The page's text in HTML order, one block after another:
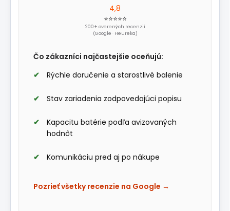
4,8
⭐⭐⭐⭐⭐
200+ overených recenzií
(Google · Heureka)
Čo zákazníci najčastejšie oceňujú:
Rýchle doručenie a starostlivé balenie
Stav zariadenia zodpovedajúci popisu
Kapacitu batérie podľa avizovaných
hodnôt
Komunikáciu pred aj po nákupe
Pozrieť všetky recenzie na Google →